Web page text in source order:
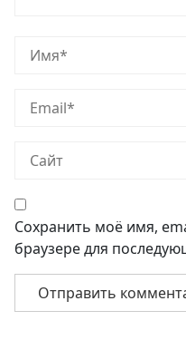
Сохранить моё имя,
браузере для